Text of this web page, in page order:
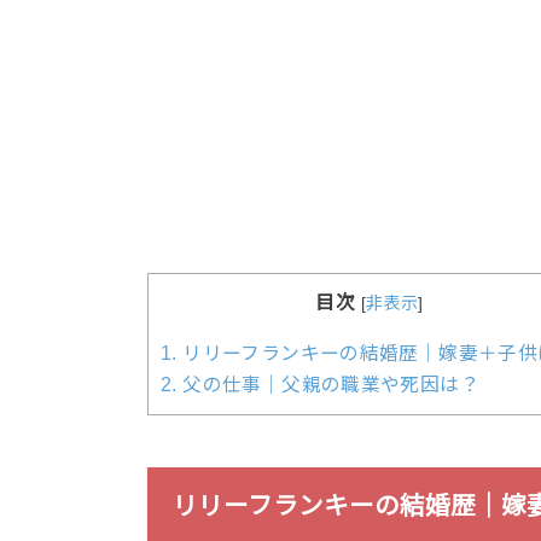
目次 [非表示]
1. リリーフランキーの結婚歴｜嫁妻＋子供
2. 父の仕事｜父親の職業や死因は？
リリーフランキーの結婚歴｜嫁